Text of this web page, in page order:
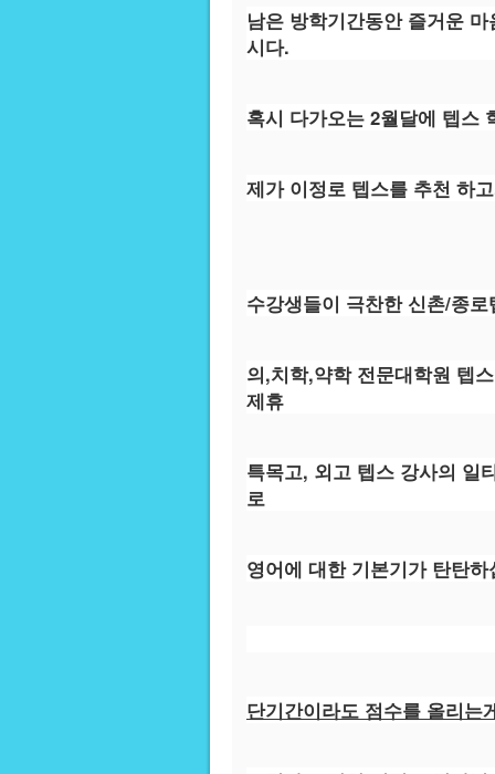
남은 방학기간동안 즐거운
시다.
혹시 다가오는 2월달에 텝스
제가 이정로 텝스를 추천 하
수강생들이 극찬한 신촌/종
의,치학,약학 전문대학원 텝
제휴
특목고, 외고 텝스 강사의 일
로
영어에 대한 기본기가 탄탄하
단기간이라도 점수를 올리는